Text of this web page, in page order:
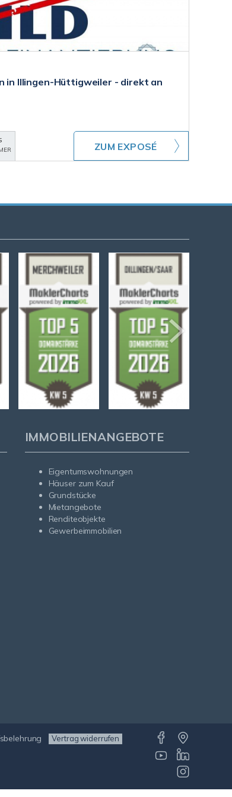
in Illingen-Hüttigweiler - direkt an
ZUM EXPOSÉ
IMMOBILIENANGEBOTE
Eigentumswohnungen
Häuser zum Kauf
Grundstücke
Mietangebote
Renditeobjekte
Gewerbeimmobilien
Vertrag widerrufen